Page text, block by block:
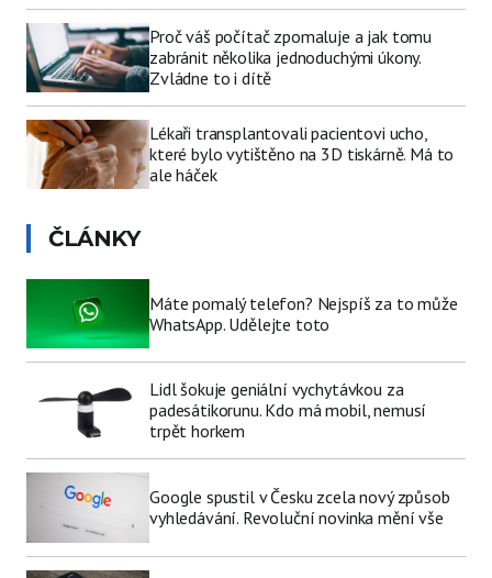
Proč váš počítač zpomaluje a jak tomu
zabránit několika jednoduchými úkony.
Zvládne to i dítě
Lékaři transplantovali pacientovi ucho,
které bylo vytištěno na 3D tiskárně. Má to
ale háček
ČLÁNKY
Máte pomalý telefon? Nejspíš za to může
WhatsApp. Udělejte toto
Lidl šokuje geniální vychytávkou za
padesátikorunu. Kdo má mobil, nemusí
trpět horkem
Google spustil v Česku zcela nový způsob
vyhledávání. Revoluční novinka mění vše